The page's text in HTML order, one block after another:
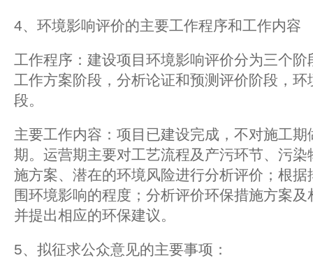
4、环境影响评价的主要工作程序和工作内容
工作程序：建设项目环境影响评价分为三个
工作方案阶段，分析论证和预测评价阶段，
段。
主要工作内容：项目已建设完成，不对施工
期。运营期主要对工艺流程及产污环节、污
施方案、潜在的环境风险进行分析评价；根
围环境影响的程度；分析评价环保措施方案
并提出相应的环保建议。
5、拟征求公众意见的主要事项：